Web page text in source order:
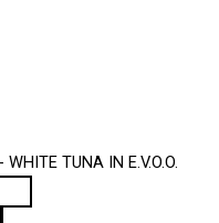
TUNA IN E.V.O.O.